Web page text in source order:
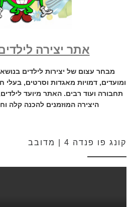
אתר יצירה
מבחר עצום של יצירות לילדים
ומועדים, דמויות מאגדות וסרטים, בעלי
תחבורה ועוד רבים. האתר מיועד
היצירה המוזמנים להכנה קלה
קונג פו פנדה 4 | מדובב